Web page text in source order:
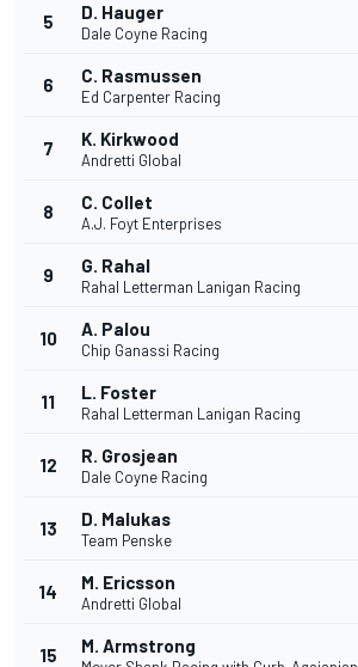
5 D. Hauger
Dale Coyne Racing
6 C. Rasmussen
Ed Carpenter Racing
7 K. Kirkwood
Andretti Global
8 C. Collet
A.J. Foyt Enterprises
9 G. Rahal
Rahal Letterman Lanigan Racing
10 A. Palou
Chip Ganassi Racing
11 L. Foster
Rahal Letterman Lanigan Racing
12 R. Grosjean
Dale Coyne Racing
13 D. Malukas
Team Penske
14 M. Ericsson
Andretti Global
15 M. Armstrong